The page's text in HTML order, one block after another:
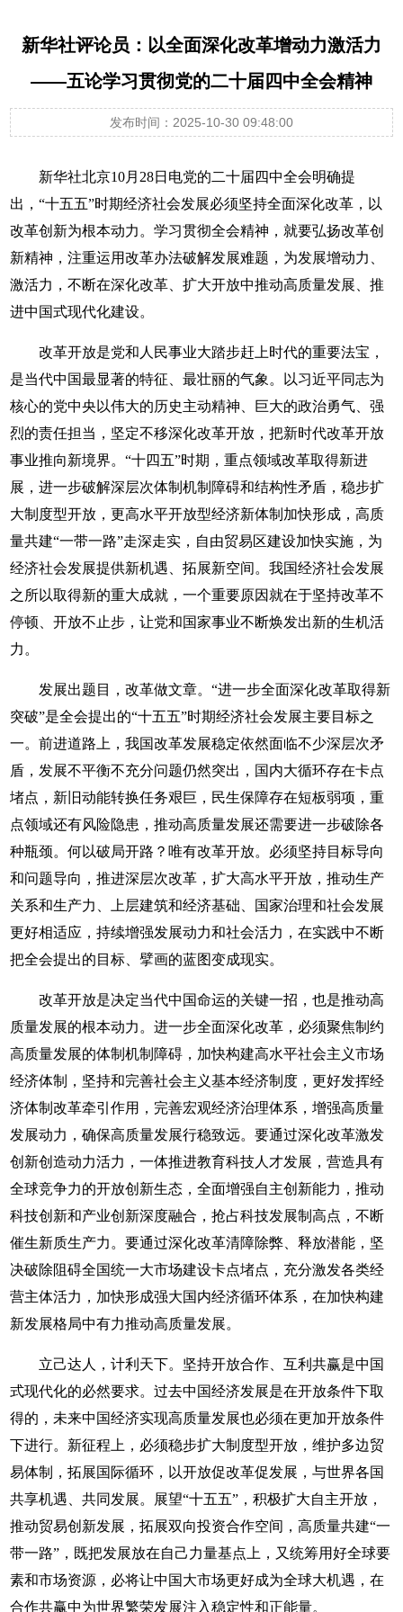
新华社评论员：以全面深化改革增动力激活力
——五论学习贯彻党的二十届四中全会精神
发布时间：2025-10-30 09:48:00
新华社北京10月28日电党的二十届四中全会明确提
出，“十五五”时期经济社会发展必须坚持全面深化改革，以
改革创新为根本动力。学习贯彻全会精神，就要弘扬改革创
新精神，注重运用改革办法破解发展难题，为发展增动力、
激活力，不断在深化改革、扩大开放中推动高质量发展、推
进中国式现代化建设。
改革开放是党和人民事业大踏步赶上时代的重要法宝，
是当代中国最显著的特征、最壮丽的气象。以习近平同志为
核心的党中央以伟大的历史主动精神、巨大的政治勇气、强
烈的责任担当，坚定不移深化改革开放，把新时代改革开放
事业推向新境界。“十四五”时期，重点领域改革取得新进
展，进一步破解深层次体制机制障碍和结构性矛盾，稳步扩
大制度型开放，更高水平开放型经济新体制加快形成，高质
量共建“一带一路”走深走实，自由贸易区建设加快实施，为
经济社会发展提供新机遇、拓展新空间。我国经济社会发展
之所以取得新的重大成就，一个重要原因就在于坚持改革不
停顿、开放不止步，让党和国家事业不断焕发出新的生机活
力。
发展出题目，改革做文章。“进一步全面深化改革取得新
突破”是全会提出的“十五五”时期经济社会发展主要目标之
一。前进道路上，我国改革发展稳定依然面临不少深层次矛
盾，发展不平衡不充分问题仍然突出，国内大循环存在卡点
堵点，新旧动能转换任务艰巨，民生保障存在短板弱项，重
点领域还有风险隐患，推动高质量发展还需要进一步破除各
种瓶颈。何以破局开路？唯有改革开放。必须坚持目标导向
和问题导向，推进深层次改革，扩大高水平开放，推动生产
关系和生产力、上层建筑和经济基础、国家治理和社会发展
更好相适应，持续增强发展动力和社会活力，在实践中不断
把全会提出的目标、擘画的蓝图变成现实。
改革开放是决定当代中国命运的关键一招，也是推动高
质量发展的根本动力。进一步全面深化改革，必须聚焦制约
高质量发展的体制机制障碍，加快构建高水平社会主义市场
经济体制，坚持和完善社会主义基本经济制度，更好发挥经
济体制改革牵引作用，完善宏观经济治理体系，增强高质量
发展动力，确保高质量发展行稳致远。要通过深化改革激发
创新创造动力活力，一体推进教育科技人才发展，营造具有
全球竞争力的开放创新生态，全面增强自主创新能力，推动
科技创新和产业创新深度融合，抢占科技发展制高点，不断
催生新质生产力。要通过深化改革清障除弊、释放潜能，坚
决破除阻碍全国统一大市场建设卡点堵点，充分激发各类经
营主体活力，加快形成强大国内经济循环体系，在加快构建
新发展格局中有力推动高质量发展。
立己达人，计利天下。坚持开放合作、互利共赢是中国
式现代化的必然要求。过去中国经济发展是在开放条件下取
得的，未来中国经济实现高质量发展也必须在更加开放条件
下进行。新征程上，必须稳步扩大制度型开放，维护多边贸
易体制，拓展国际循环，以开放促改革促发展，与世界各国
共享机遇、共同发展。展望“十五五”，积极扩大自主开放，
推动贸易创新发展，拓展双向投资合作空间，高质量共建“一
带一路”，既把发展放在自己力量基点上，又统筹用好全球要
素和市场资源，必将让中国大市场更好成为全球大机遇，在
合作共赢中为世界繁荣发展注入稳定性和正能量。